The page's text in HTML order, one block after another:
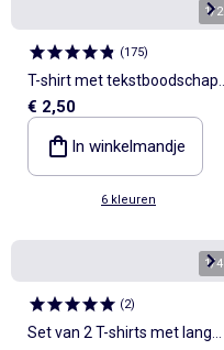
1/2
(175)
T-shirt met tekstboodschap
en korte mouwen
€ 2,50
In winkelmandje
6 kleuren
1/4
(2)
Set van 2 T-shirts met lange